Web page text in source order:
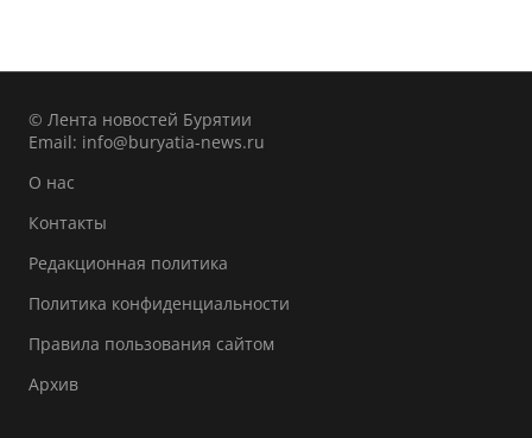
© Лента новостей Бурятии
Email: info@buryatia-news.ru
О нас
Контакты
Редакционная политика
Политика конфиденциальности
Правила пользования сайтом
Архив